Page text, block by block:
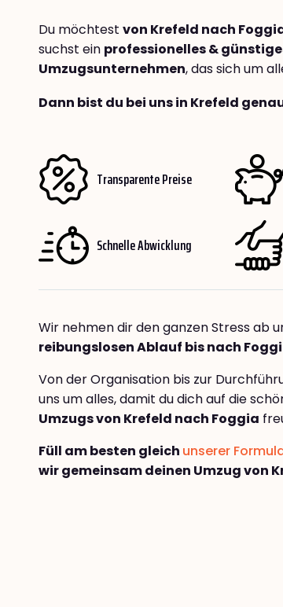
Du möchtest von Krefeld nach
suchst ein professionelles &
Umzugsunternehmen, das sich um
Dann bist du bei uns in Krefeld
Transparente Preise
Schnelle Abwicklung
Wir nehmen dir den ganzen Stress ab
reibungslosen Ablauf bis nach
Von der Organisation bis zur
uns um alles, damit du dich auf die
Umzugs von Krefeld nach Foggia
Füll am besten gleich unserer
wir gemeinsam deinen Umzug von